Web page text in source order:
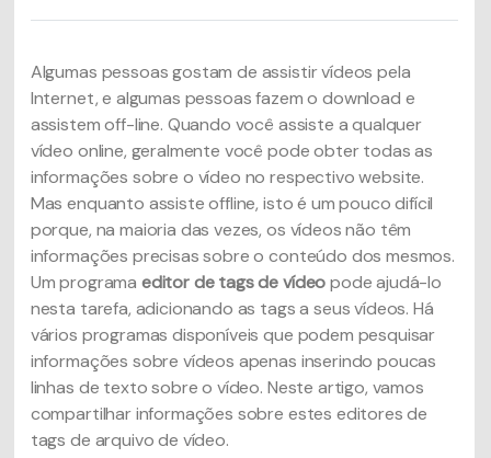
Algumas pessoas gostam de assistir vídeos pela
Internet, e algumas pessoas fazem o download e
assistem off-line. Quando você assiste a qualquer
vídeo online, geralmente você pode obter todas as
informações sobre o vídeo no respectivo website.
Mas enquanto assiste offline, isto é um pouco difícil
porque, na maioria das vezes, os vídeos não têm
informações precisas sobre o conteúdo dos mesmos.
Um programa editor de tags de vídeopode ajudá-lo
nesta tarefa, adicionando as tags a seus vídeos. Há
vários programas disponíveis que podem pesquisar
informações sobre vídeos apenas inserindo poucas
linhas de texto sobre o vídeo. Neste artigo, vamos
compartilhar informações sobre estes editores de
tags de arquivo de vídeo.